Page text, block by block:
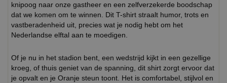
knipoog naar onze gastheer en een zelfverzekerde boodschap
dat we komen om te winnen. Dit T-shirt straalt humor, trots en
vastberadenheid uit, precies wat je nodig hebt om het
Nederlandse elftal aan te moedigen.
Of je nu in het stadion bent, een wedstrijd kijkt in een gezellige
kroeg, of thuis geniet van de spanning, dit shirt zorgt ervoor dat
je opvalt en je Oranje steun toont. Het is comfortabel, stijlvol en